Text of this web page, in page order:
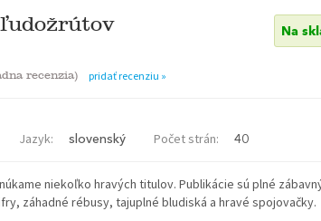
Na
recenzia) pridať recenziu »
Jazyk: slovenský Počet strán: 40
niekoľko hravých titulov. Publikácie sú plné
záhadné rébusy, tajuplné bludiská a hravé spojovačky.